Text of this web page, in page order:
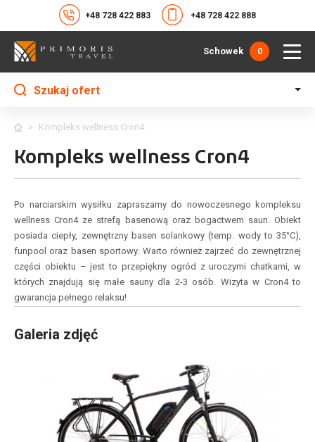
+48 728 422 883 +48 728 422 888
Schowek 0
Szukaj ofert
> Kompleks wellness Cron4
Kompleks wellness Cron4
Po narciarskim wysiłku zapraszamy do nowoczesnego kompleksu
wellness Cron4 ze strefą basenową oraz bogactwem saun. Obiekt
posiada ciepły, zewnętrzny basen solankowy (temp. wody to 35°C),
funpool oraz basen sportowy. Warto również zajrzeć do zewnętrznej
części obiektu – jest to przepiękny ogród z uroczymi chatkami, w
których znajdują się małe sauny dla 2-3 osób. Wizyta w Cron4 to
gwarancja pełnego relaksu!
Galeria zdjęć